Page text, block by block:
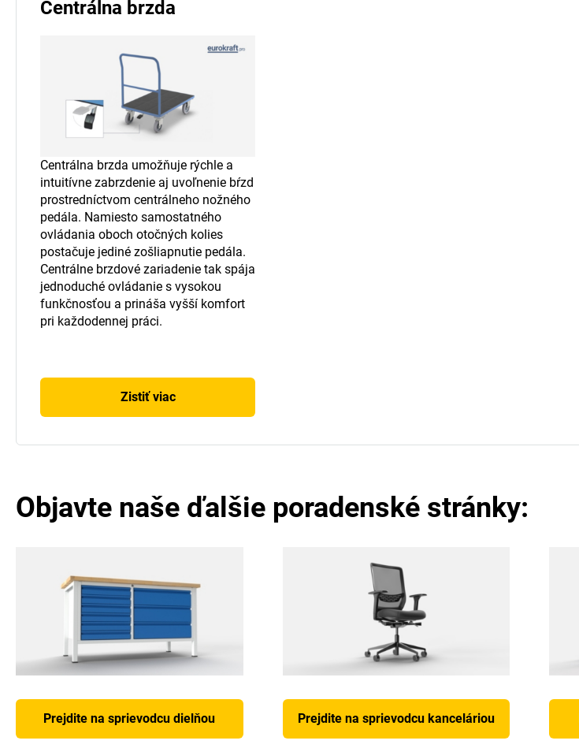
Centrálna brzda
Centrálna brzda umožňuje rýchle a
intuitívne zabrzdenie aj uvoľnenie bŕzd
prostredníctvom centrálneho nožného
pedála. Namiesto samostatného
ovládania oboch otočných kolies
postačuje jediné zošliapnutie pedála.
Centrálne brzdové zariadenie tak spája
jednoduché ovládanie s vysokou
funkčnosťou a prináša vyšší komfort
pri každodennej práci.
Zistiť viac
Objavte naše ďalšie poradenské stránky:
Prejdite na sprievodcu dielňou Prejdite na sprievodcu kanceláriou